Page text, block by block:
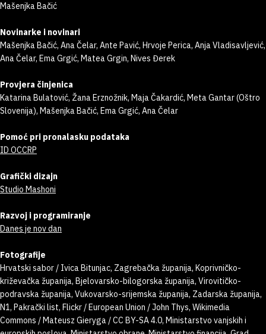
Mašenjka Bačić
Novinarke i novinari
Mašenjka Bačić, Ana Čelar, Ante Pavić, Hrvoje Perica, Anja Vladisavljević,
Ana Čelar, Ema Grgić, Matea Grgin, Nives Đerek
Provjera činjenica
Katarina Bulatović, Žana Erznožnik, Maja Čakardić, Meta Gantar (Oštro
Slovenija), Mašenjka Bačić, Ema Grgić, Ana Čelar
Pomoć pri pronalasku podataka
ID OCCRP
Grafički dizajn
Studio Mashoni
Razvoj i programiranje
Danes je nov dan
Fotografije
Hrvatski sabor / Ivica Bitunjac, Zagrebačka županija, Koprivničko-
križevačka županija, Bjelovarsko-bilogorska županija, Virovitičko-
podravska županija, Vukovarsko-srijemska županija, Zadarska županija,
N1, Pakrački list, Flickr / European Union / John Thys, Wikimedia
Commons / Mateusz Gieryga / CC BY-SA 4.0, Ministarstvo vanjskih i